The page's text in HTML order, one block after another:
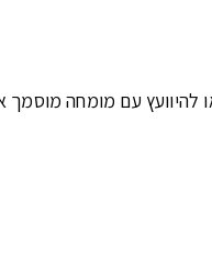
עם מומחה מוסמך